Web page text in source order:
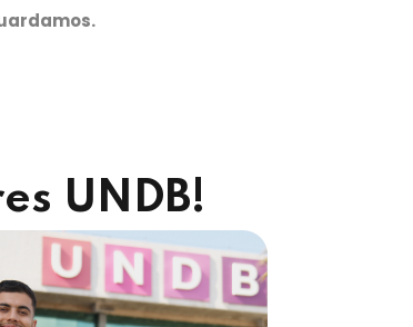
UNDB!